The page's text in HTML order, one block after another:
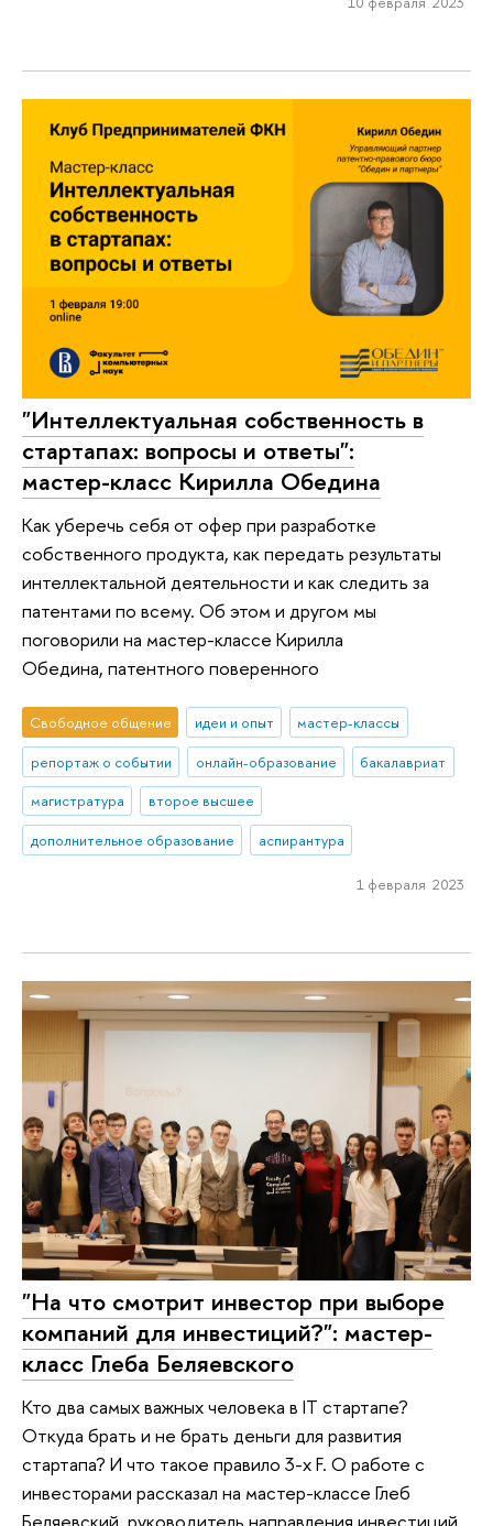
"Интеллектуальная собственность в
стартапах: вопросы и ответы":
мастер-класс Кирилла Обедина
Как уберечь себя от офер при разработке
собственного продукта, как передать результаты
интеллектальной деятельности и как следить за
патентами по всему. Об этом и другом мы
поговорили на мастер-классе Кирилла
Обедина, патентного поверенного
Свободное общение идеи и опыт
мастер-классы
репортаж о событии
онлайн-образование
бакалавриат
магистратура
второе высшее
дополнительное образование
аспирантура
1 февраля 2023
"На что смотрит инвестор при выборе
компаний для инвестиций?": мастер-
класс Глеба Беляевского
Кто два самых важных человека в IT стартапе?
Откуда брать и не брать деньги для развития
стартапа? И что такое правило 3-х F. О работе с
инвесторами рассказал на мастер-классе Глеб